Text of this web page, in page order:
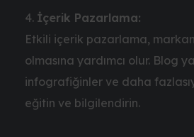
İçerik Pazarlama:
Etkili içerik pazarlama,
olmasına yardımcı olur. Blog
infografiğinler ve daha
eğitin ve bilgilendirin.